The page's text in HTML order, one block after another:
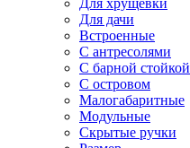
Для хрущевки
Для дачи
Встроенные
С антресолями
С барной стойкой
С островом
Малогабаритные
Модульные
Скрытые ручки